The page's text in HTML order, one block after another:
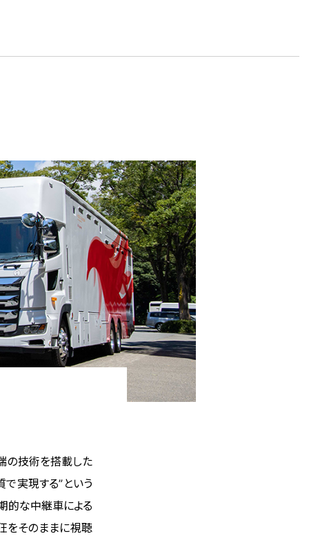
の技術を搭載した
で実現する”という
的な中継車による
をそのままに視聴